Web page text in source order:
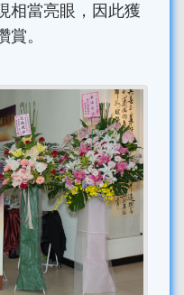
相當亮眼，因此獲
。